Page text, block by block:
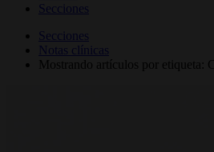
Secciones
Secciones
Notas clínicas
Mostrando artículos por etiqueta: